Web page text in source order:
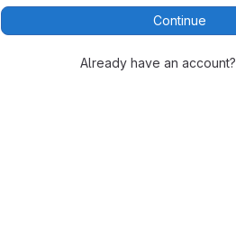
Continue
Already have an account?